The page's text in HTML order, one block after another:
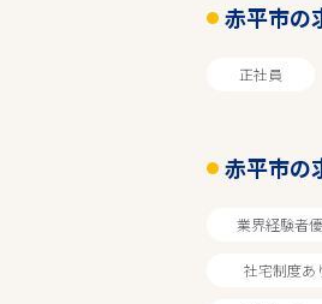
赤平市の
正社員
赤平市の
業界経験者
社宅制度あ